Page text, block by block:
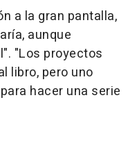
a la gran pantalla,
aunque
"Los proyectos
libro, pero uno
hacer una serie